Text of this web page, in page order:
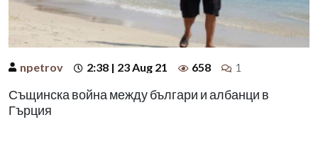
npetrov 2:38 | 23 Aug 21 658 1
Същинска война между българи и албанци в
Гърция